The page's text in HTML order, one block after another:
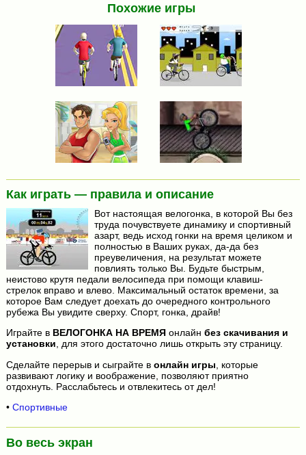
Похожие игры
Как играть — правила и описание
Вот настоящая велогонка, в которой Вы без
труда почувствуете динамику и спортивный
азарт, ведь исход гонки на время целиком и
полностью в Ваших руках, да-да без
преувеличения, на результат можете
повлиять только Вы. Будьте быстрым,
неистово крутя педали велосипеда при помощи клавиш-
стрелок вправо и влево. Максимальный остаток времени, за
которое Вам следует доехать до очередного контрольного
рубежа Вы увидите сверху. Спорт, гонка, драйв!
Играйте в ВЕЛОГОНКА НА ВРЕМЯонлайн без скачивания и
установки, для этого достаточно лишь открыть эту страницу.
Сделайте перерыв и сыграйте в онлайн игры , которые
развивают логику и воображение, позволяют приятно
отдохнуть. Расслабьтесь и отвлекитесь от дел!
• Спортивные
Во весь экран